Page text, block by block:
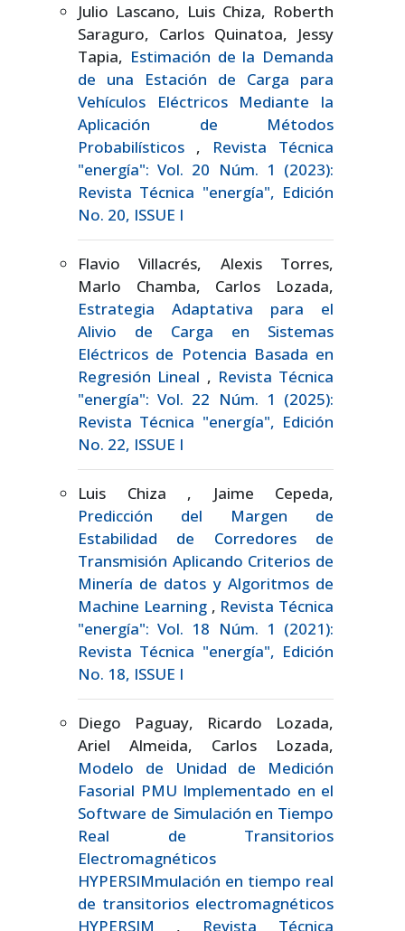
Julio Lascano, Luis Chiza, Roberth
Saraguro, Carlos Quinatoa, Jessy
Tapia, Estimación de la Demanda
de una Estación de Carga para
Vehículos Eléctricos Mediante la
Aplicación de Métodos
Probabilísticos , Revista Técnica
"energía": Vol. 20 Núm. 1 (2023):
Revista Técnica "energía", Edición
No. 20, ISSUE I
Flavio Villacrés, Alexis Torres,
Marlo Chamba, Carlos Lozada,
Estrategia Adaptativa para el
Alivio de Carga en Sistemas
Eléctricos de Potencia Basada en
Regresión Lineal , Revista Técnica
"energía": Vol. 22 Núm. 1 (2025):
Revista Técnica "energía", Edición
No. 22, ISSUE I
Luis Chiza , Jaime Cepeda,
Predicción del Margen de
Estabilidad de Corredores de
Transmisión Aplicando Criterios de
Minería de datos y Algoritmos de
Machine Learning , Revista Técnica
"energía": Vol. 18 Núm. 1 (2021):
Revista Técnica "energía", Edición
No. 18, ISSUE I
Diego Paguay, Ricardo Lozada,
Ariel Almeida, Carlos Lozada,
Modelo de Unidad de Medición
Fasorial PMU Implementado en el
Software de Simulación en Tiempo
Real de Transitorios
Electromagnéticos
HYPERSIMmulación en tiempo real
de transitorios electromagnéticos
HYPERSIM , Revista Técnica